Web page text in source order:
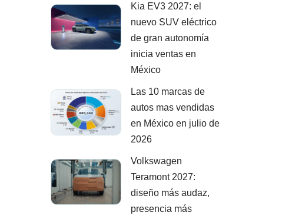
Kia EV3 2027: el
nuevo SUV eléctrico
de gran autonomía
inicia ventas en
México
Las 10 marcas de
autos mas vendidas
en México en julio de
2026
Volkswagen
Teramont 2027:
diseño más audaz,
presencia más